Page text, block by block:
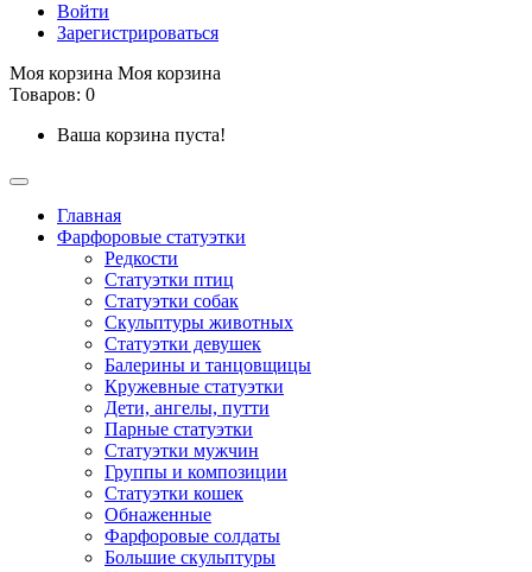
Войти
Зарегистрироваться
Моя корзина Моя корзина
Товаров: 0
Ваша корзина пуста!
Главная
Фарфоровые статуэтки
Редкости
Cтатуэтки птиц
Cтатуэтки собак
Скульптуры животных
Статуэтки девушек
Балерины и танцовщицы
Кружевные статуэтки
Дети, ангелы, путти
Парные статуэтки
Статуэтки мужчин
Группы и композиции
Статуэтки кошек
Обнаженные
Фарфоровые солдаты
Большие скульптуры